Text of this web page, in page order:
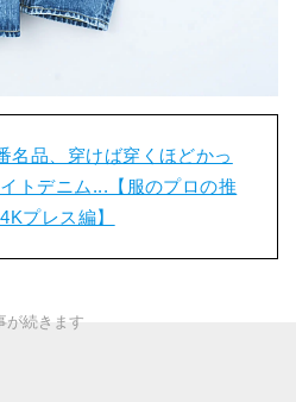
名品、穿けば穿くほどかっ
トデニム...【服のプロの推
プレス編】